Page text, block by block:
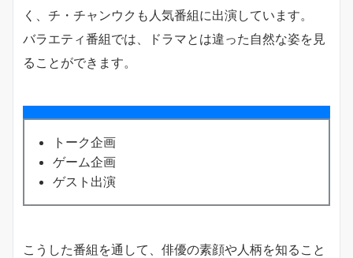
く、チ・チャンウクも人気番組に出演しています。
バラエティ番組では、ドラマとは違った自然な姿を見
ることができます。
トーク企画
ゲーム企画
ゲスト出演
こうした番組を通して、俳優の素顔や人柄を知ること